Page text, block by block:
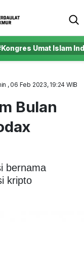
Umat Islam
, 06 Feb 2023, 19:24 WIB
Bulan
bernama
kripto